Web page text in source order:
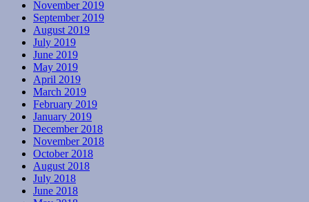
November 2019
September 2019
August 2019
July 2019
June 2019
May 2019
April 2019
March 2019
February 2019
January 2019
December 2018
November 2018
October 2018
August 2018
July 2018
June 2018